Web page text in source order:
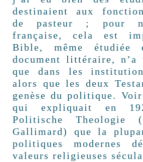
destinaient aux
de pasteur ; pour
française, cela est
Bible, même étudiée
document littéraire, n’a
que dans les
alors que les deux
genèse du politique.
qui expliquait en
Politische Theologie
Gallimard) que la
politiques modernes
valeurs religieuses